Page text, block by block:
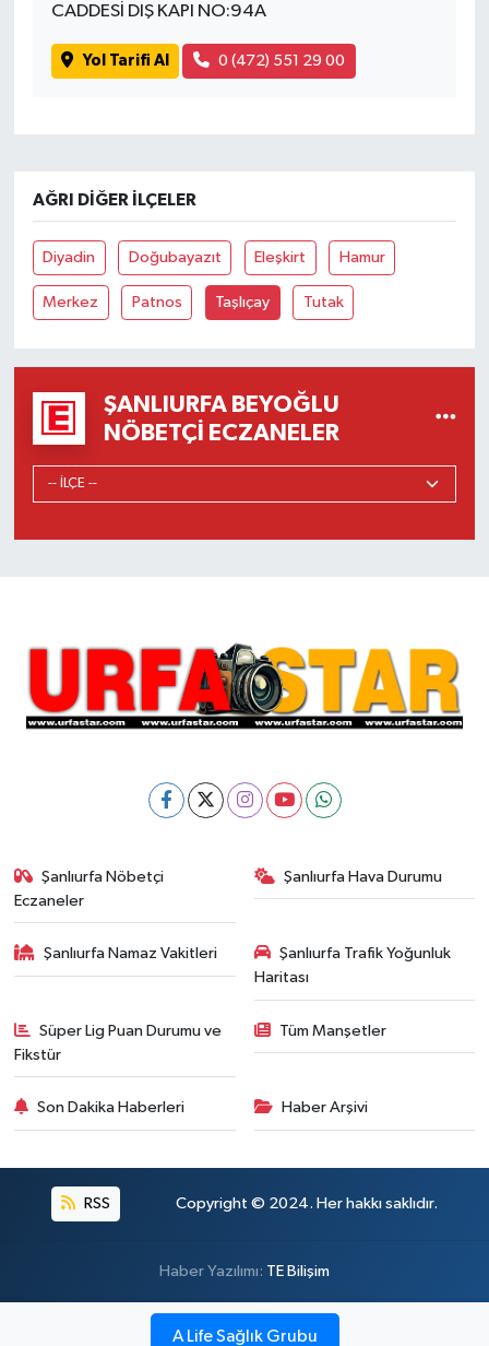
CADDESİ DIŞ KAPI NO:94A
Yol Tarifi Al 0 (472) 551 29 00
AĞRI DIĞER İLÇELER
Diyadin Doğubayazıt Eleşkirt Hamur
Merkez Patnos Taşlıçay Tutak
ŞANLIURFA BEYOĞLU
NÖBETÇI ECZANELER
Şanlıurfa Nöbetçi
Eczaneler
Şanlıurfa Hava Durumu
Şanlıurfa Namaz Vakitleri
Şanlıurfa Trafik Yoğunluk
Haritası
Süper Lig Puan Durumu ve
Fikstür
Tüm Manşetler
Son Dakika Haberleri Haber Arşivi
RSS Copyright © 2024. Her hakkı saklıdır.
Haber Yazılımı: TE Bilişim
A Life Sağlık Grubu